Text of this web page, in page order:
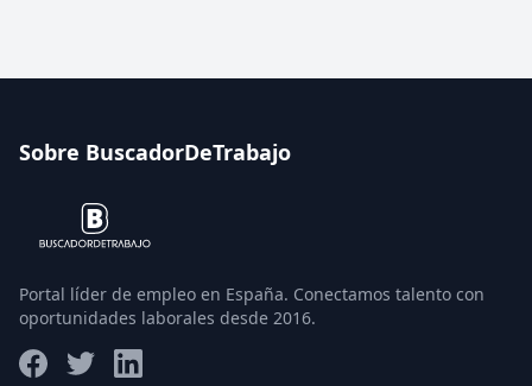
Sobre BuscadorDeTrabajo
Portal líder de empleo en España. Conectamos talento con
oportunidades laborales desde 2016.